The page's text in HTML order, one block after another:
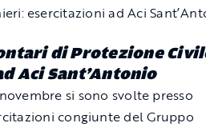
di Protezione
Aci Sant’Antonio
si sono svolte presso
congiunte del Gruppo